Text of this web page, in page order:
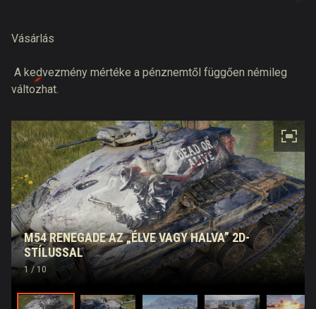
Vásárlás
A kedvezmény mértéke a pénznemtől függően némileg
változhat.
M54 RENEGADE AZ „ÉLVE VAGY HALVA” 2D-
STÍLUSSAL
1 / 10